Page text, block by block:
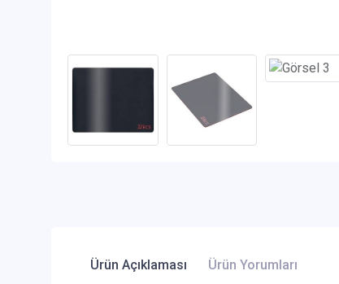
Ürün Açıklaması Ürün Yorumları